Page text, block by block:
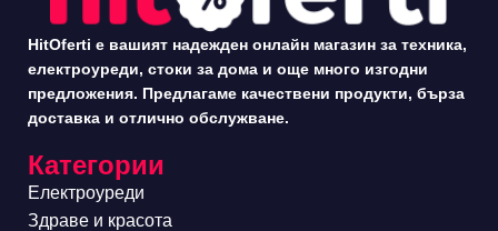
HitOferti е вашият надежден онлайн магазин за техника,
електроуреди, стоки за дома и още много изгодни
предложения. Предлагаме качествени продукти, бърза
доставка и отлично обслужване.
Категории
Електроуреди
Здраве и красота